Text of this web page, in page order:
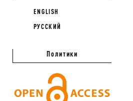
ENGLISH
РУССКИЙ
Политики